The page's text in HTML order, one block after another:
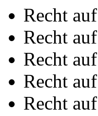
Recht
Recht
Recht
Recht
Recht